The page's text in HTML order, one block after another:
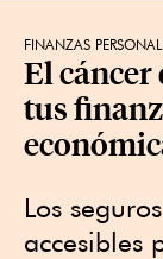
FINANZAS
El
tus
Los
accesibles